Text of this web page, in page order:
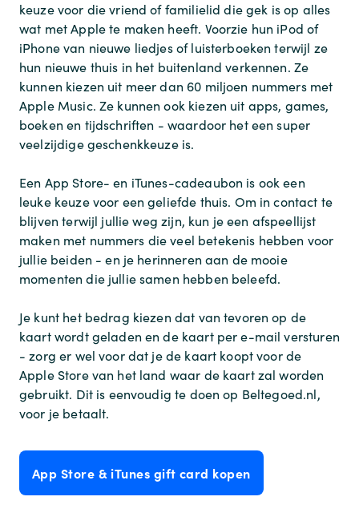
keuze voor die vriend of familielid die gek is op alles
wat met Apple te maken heeft. Voorzie hun iPod of
iPhone van nieuwe liedjes of luisterboeken terwijl ze
hun nieuwe thuis in het buitenland verkennen. Ze
kunnen kiezen uit meer dan 60 miljoen nummers met
Apple Music. Ze kunnen ook kiezen uit apps, games,
boeken en tijdschriften - waardoor het een super
veelzijdige geschenkkeuze is.
Een App Store- en iTunes-cadeaubon is ook een
leuke keuze voor een geliefde thuis. Om in contact te
blijven terwijl jullie weg zijn, kun je een afspeellijst
maken met nummers die veel betekenis hebben voor
jullie beiden - en je herinneren aan de mooie
momenten die jullie samen hebben beleefd.
Je kunt het bedrag kiezen dat van tevoren op de
kaart wordt geladen en de kaart per e-mail versturen
- zorg er wel voor dat je de kaart koopt voor de
Apple Store van het land waar de kaart zal worden
gebruikt. Dit is eenvoudig te doen op Beltegoed.nl,
voor je betaalt.
App Store & iTunes gift card kopen